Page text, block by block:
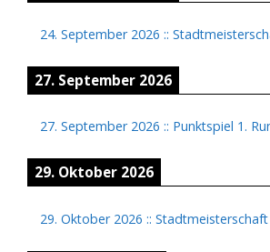
24. September 2026 ::
27. September 2026
27. September 2026 :: Punktspiel 1.
29. Oktober 2026
29. Oktober 2026 :: Stadtmeisterschaft